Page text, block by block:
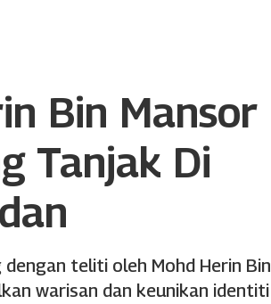
Bin Mansor
Tanjak Di
teliti oleh Mohd Herin Bin
warisan dan keunikan identiti